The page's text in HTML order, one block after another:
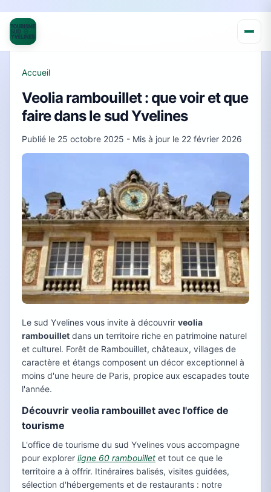
Accueil
Veolia rambouillet : que voir et que
faire dans le sud Yvelines
Publié le 25 octobre 2025 - Mis à jour le 22 février 2026
Le sud Yvelines vous invite à découvrir veolia
rambouillet dans un territoire riche en patrimoine naturel
et culturel. Forêt de Rambouillet, châteaux, villages de
caractère et étangs composent un décor exceptionnel à
moins d'une heure de Paris, propice aux escapades toute
l'année.
Découvrir veolia rambouillet avec l'office de
tourisme
L'office de tourisme du sud Yvelines vous accompagne
pour explorer ligne 60 rambouillet et tout ce que le
territoire a à offrir. Itinéraires balisés, visites guidées,
sélection d'hébergements et de restaurants : notre